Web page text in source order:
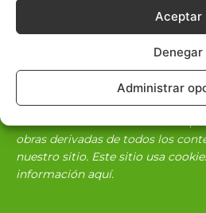
Aceptar
Denegar
Administrar
escuelapedia
Nuestros articulos son
obras derivadas de todos los
nuestro sitio. Este sitio usa
información aquí.